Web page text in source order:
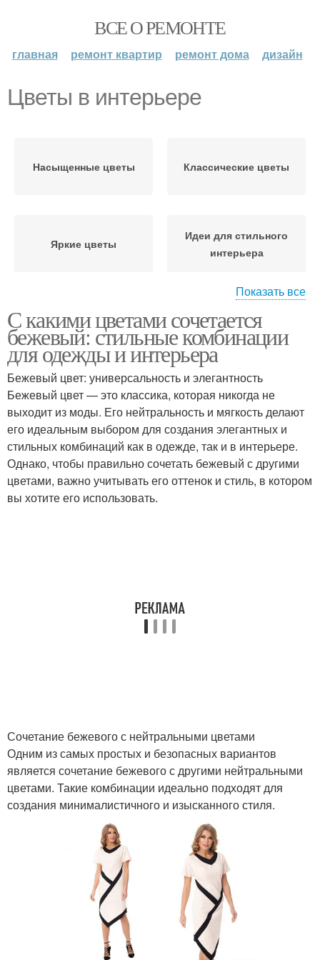
ВСЕ О РЕМОНТЕ
главная ремонт квартир ремонт дома дизайн
Цветы в интерьере
Насыщенные цветы Классические цветы
Яркие цветы
Идеи для стильного
интерьера
Цветы в косметике Цветы в аксессуарах
Цветы в цветовых
схемах
Цветы в дизайне
Цвета в одежде Дополнительные цветы
Оттенки в интерьере
Использования в
интерьере
Цветы в одежде
Цветы в
минималистском
интерьере
Цветы с пастельными
оттенками
Интерьер для
идеального стиля
Показать все
С какими цветами сочетается
бежевый: стильные комбинации
для одежды и интерьера
Бежевый цвет: универсальность и элегантность
Бежевый цвет — это классика, которая никогда не
выходит из моды. Его нейтральность и мягкость делают
его идеальным выбором для создания элегантных и
стильных комбинаций как в одежде, так и в интерьере.
Однако, чтобы правильно сочетать бежевый с другими
цветами, важно учитывать его оттенок и стиль, в котором
вы хотите его использовать.
Сочетание бежевого с нейтральными цветами
Одним из самых простых и безопасных вариантов
является сочетание бежевого с другими нейтральными
цветами. Такие комбинации идеально подходят для
создания минималистичного и изысканного стиля.